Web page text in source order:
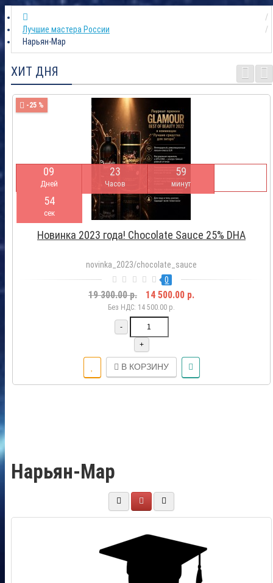
Лучшие мастера России
Нарьян-Мар
ХИТ ДНЯ
-25 %
09
Дней
23
Часов
59
минут
54
сек
Новинка 2023 года! Chocolate Sauce 25% DHA
novinka_2023/chocolate_sauce
0
19 300.00 р. 14 500.00 р.
Без НДС: 14 500.00 р.
-
+
В КОРЗИНУ
Нарьян-Мар